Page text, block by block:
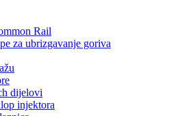
Rail
za ubrizgavanje goriva
dijelovi
injektora